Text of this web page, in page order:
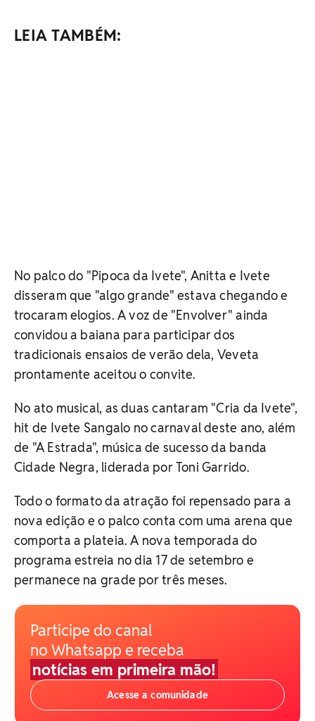
LEIA TAMBÉM:
No palco do "Pipoca da Ivete", Anitta e Ivete
disseram que "algo grande" estava chegando e
trocaram elogios. A voz de "Envolver" ainda
convidou a baiana para participar dos
tradicionais ensaios de verão dela, Veveta
prontamente aceitou o convite.
No ato musical, as duas cantaram "Cria da Ivete",
hit de Ivete Sangalo no carnaval deste ano, além
de "A Estrada", música de sucesso da banda
Cidade Negra, liderada por Toni Garrido.
Todo o formato da atração foi repensado para a
nova edição e o palco conta com uma arena que
comporta a plateia. A nova temporada do
programa estreia no dia 17 de setembro e
permanece na grade por três meses.
Participe do canal
no Whatsapp e receba
notícias em primeira mão!
Acesse a comunidade